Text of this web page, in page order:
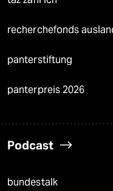
recherchefonds
panterstiftung
panterpreis 2026
Podcast
bundestalk